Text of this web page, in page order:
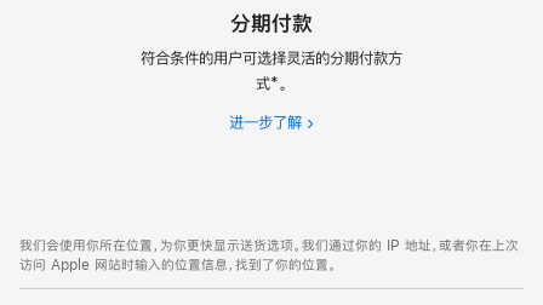
分期付款
符合条件的用户可选择灵活的分期付款方
式*。
进一步了解 分
页
页
注
我们会使用你所在位置，为你更快显示送货选项。我们通过你的 IP 地址，或者你在上次
访问 Apple 网站时输入的位置信息，找到了你的位置。